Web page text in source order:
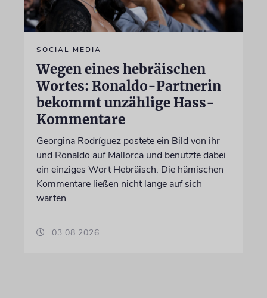
SOCIAL MEDIA
Wegen eines hebräischen
Wortes: Ronaldo-Partnerin
bekommt unzählige Hass-
Kommentare
Georgina Rodríguez postete ein Bild von ihr
und Ronaldo auf Mallorca und benutzte dabei
ein einziges Wort Hebräisch. Die hämischen
Kommentare ließen nicht lange auf sich
warten
03.08.2026